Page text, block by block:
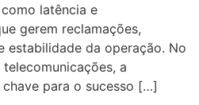
latência e
gerem reclamações,
estabilidade da operação. No
a
para o sucesso […]